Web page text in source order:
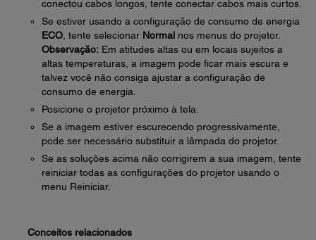
conectou cabos longos, tente conectar cabos mais curtos.
Se estiver usando a configuração de consumo de energia
ECO , tente selecionar Normal nos menus do projetor.
Observação: Em atitudes altas ou em locais sujeitos a
altas temperaturas, a imagem pode ficar mais escura e
talvez você não consiga ajustar a configuração de
consumo de energia.
Posicione o projetor próximo à tela.
Se a imagem estiver escurecendo progressivamente,
pode ser necessário substituir a lâmpada do projetor.
Se as soluções acima não corrigirem a sua imagem, tente
reiniciar todas as configurações do projetor usando o
menu Reiniciar.
Conceitos relacionados